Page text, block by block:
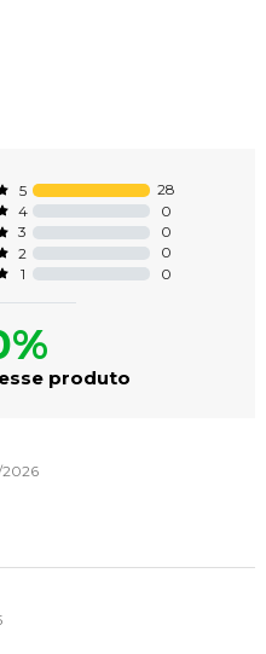
5
28
4
0
3
0
2
0
1
0
produto
2026